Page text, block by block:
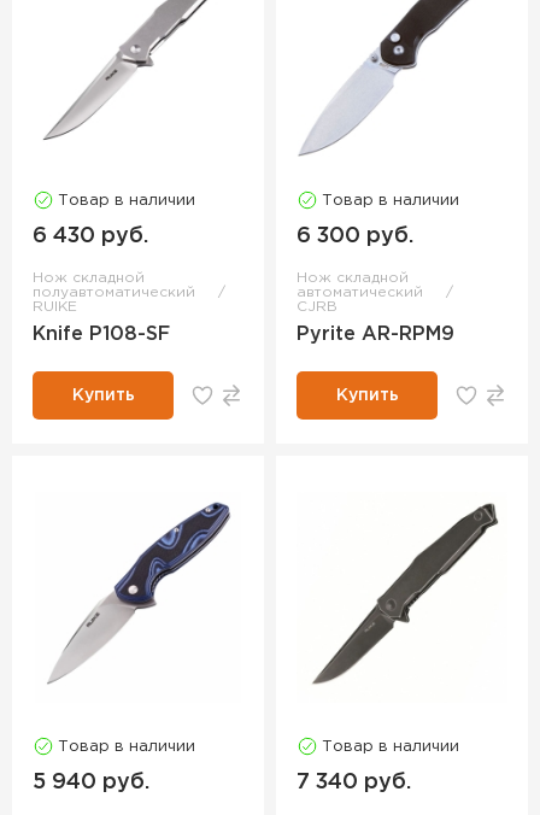
Товар в наличии
6 430 руб.
Нож складной
полуавтоматический
RUIKE
Knife P108-SF
Купить
Товар в наличии
6 300 руб.
Нож складной
автоматический
CJRB
Pyrite AR-RPM9
Купить
Товар в наличии
5 940 руб.
Товар в наличии
7 340 руб.